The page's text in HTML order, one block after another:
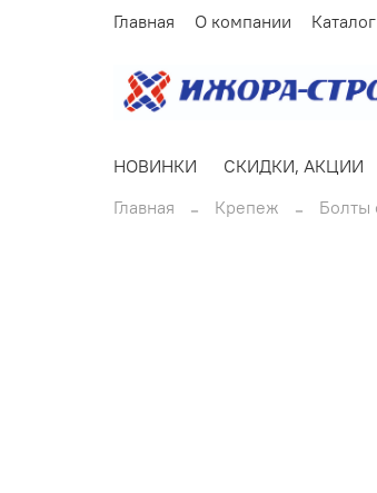
Главная О компании Каталог
НОВИНКИ СКИДКИ, АКЦИИ
Главная
Крепеж Болты